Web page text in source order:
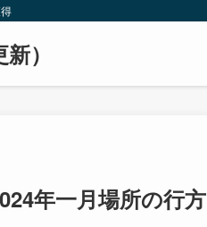
）
年一月場所の行方